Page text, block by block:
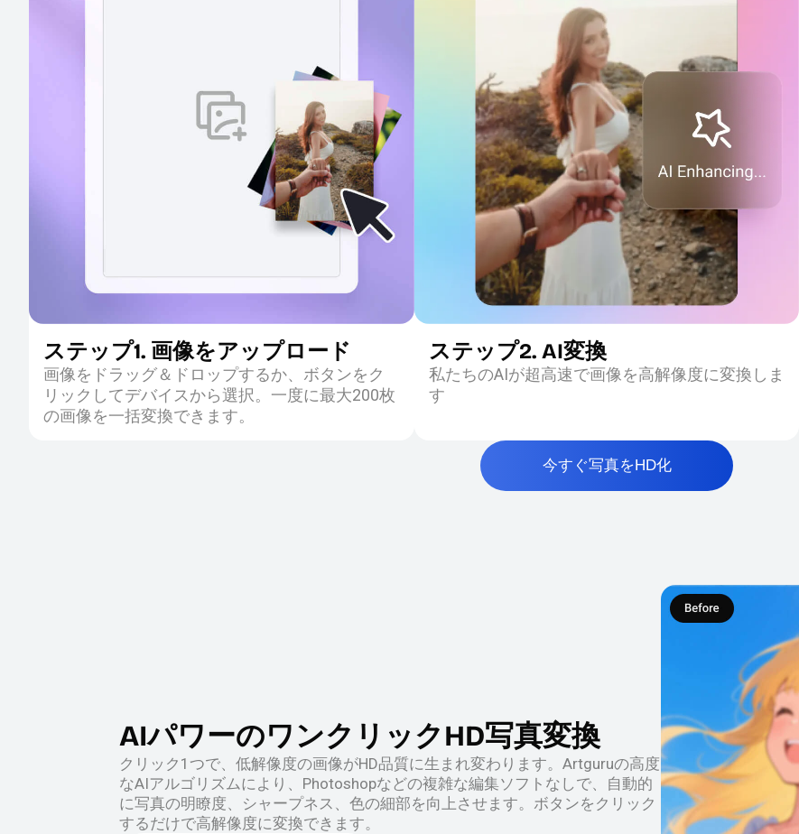
ステップ1. 画像をアップロード
画像をドラッグ＆ドロップするか、ボタンをク
リックしてデバイスから選択。一度に最大200枚
の画像を一括変換できます。
ステップ2. AI変換
私たちのAIが超高速で画像を高解像度に変換しま
す
今すぐ写真をHD化
AIパワーのワンクリックHD写真変換
クリック1つで、低解像度の画像がHD品質に生まれ変わります。Artguruの高度
なAIアルゴリズムにより、Photoshopなどの複雑な編集ソフトなしで、自動的
に写真の明瞭度、シャープネス、色の細部を向上させます。ボタンをクリック
するだけで高解像度に変換できます。